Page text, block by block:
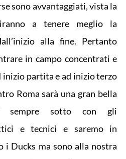
sono avvantaggiati, vista la
a tenere meglio la
alla fine. Pertanto
in campo concentrati e
inizio partita e ad inizio terzo
Roma sarà una gran bella
sempre sotto con gli
e tecnici e saremo in
i Ducks ma sono alla nostra